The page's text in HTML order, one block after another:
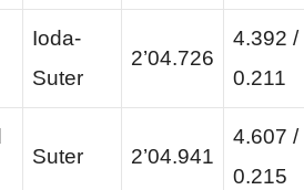
Ioda-
Suter
2’04.726
4.392 /
0.211
Suter 2’04.941
4.607 /
0.215